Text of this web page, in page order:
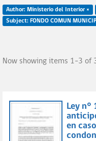
Author: Ministerio del Interior ×
Subject: FONDO COMUN
Now showing items 1-3 of
Ley n°
en